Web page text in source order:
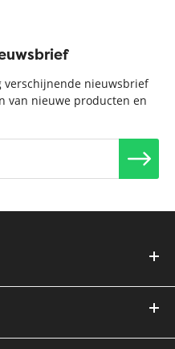
verschijnende nieuwsbrief
van nieuwe producten en